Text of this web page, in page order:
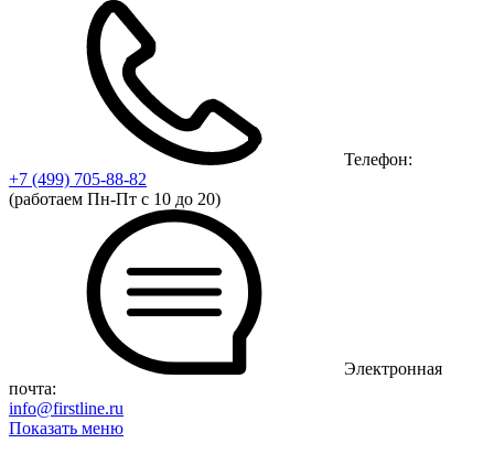
Телефон:
+7 (499) 705-88-82
(работаем Пн-Пт с 10 до 20)
Электронная
почта:
info@firstline.ru
Показать меню